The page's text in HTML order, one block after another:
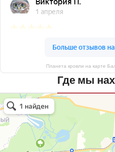
Планета кровли на карте
Где мы
Планета кровли
Кровля и кровельные материалы в
Окна в Балашихе